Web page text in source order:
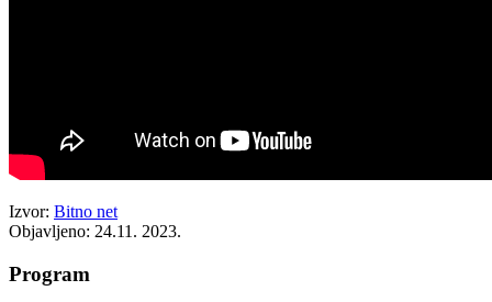
Izvor: Bitno net
Objavljeno: 24.11. 2023.
Program